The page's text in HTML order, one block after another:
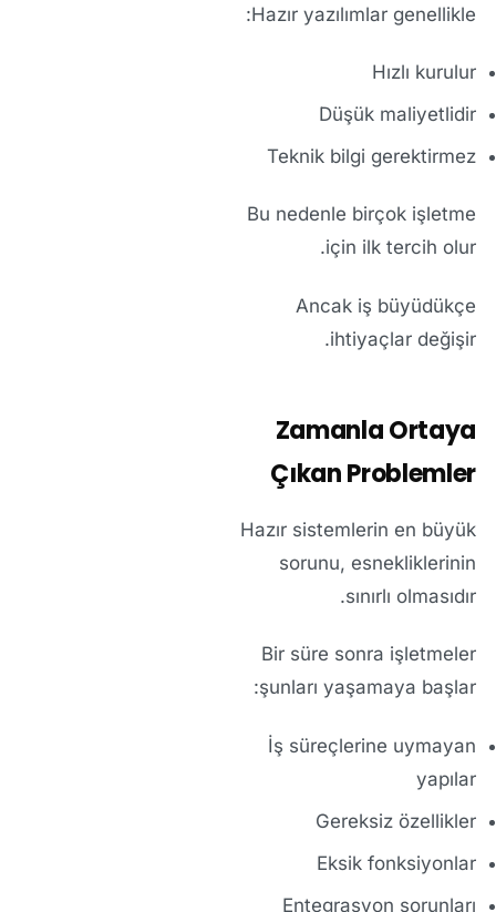
Hazır yazılımlar genellikle:
Hızlı kurulur
Düşük maliyetlidir
Teknik bilgi gerektirmez
Bu nedenle birçok işletme
için ilk tercih olur.
Ancak iş büyüdükçe
ihtiyaçlar değişir.
Zamanla Ortaya
Çıkan Problemler
Hazır sistemlerin en büyük
sorunu, esnekliklerinin
sınırlı olmasıdır.
Bir süre sonra işletmeler
şunları yaşamaya başlar:
İş süreçlerine uymayan
yapılar
Gereksiz özellikler
Eksik fonksiyonlar
Entegrasyon sorunları